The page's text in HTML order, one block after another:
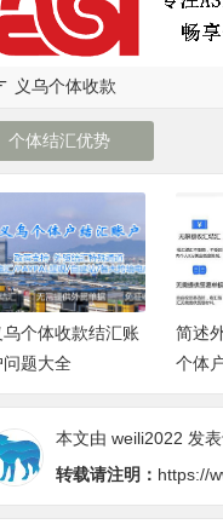
义乌个体收款
个体结汇优势
述外贸收款中义乌
体户收款结汇的优
义乌
户，
吗？
本文由 weili2022 发
转载请注明： https://